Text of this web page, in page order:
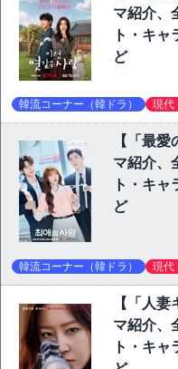
マ紹介、
ト・キ
ど
韓流コーナー（韓ドラ） 現代
【「最
マ紹介、
ト・キ
ど
韓流コーナー（韓ドラ） 現代
【「人
マ紹介、
ト・キ